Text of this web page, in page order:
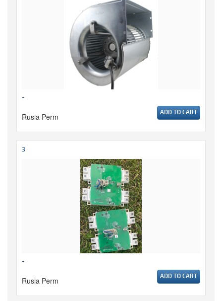
-
Rusia Perm ADD TO CART
3
-
Rusia Perm ADD TO CART